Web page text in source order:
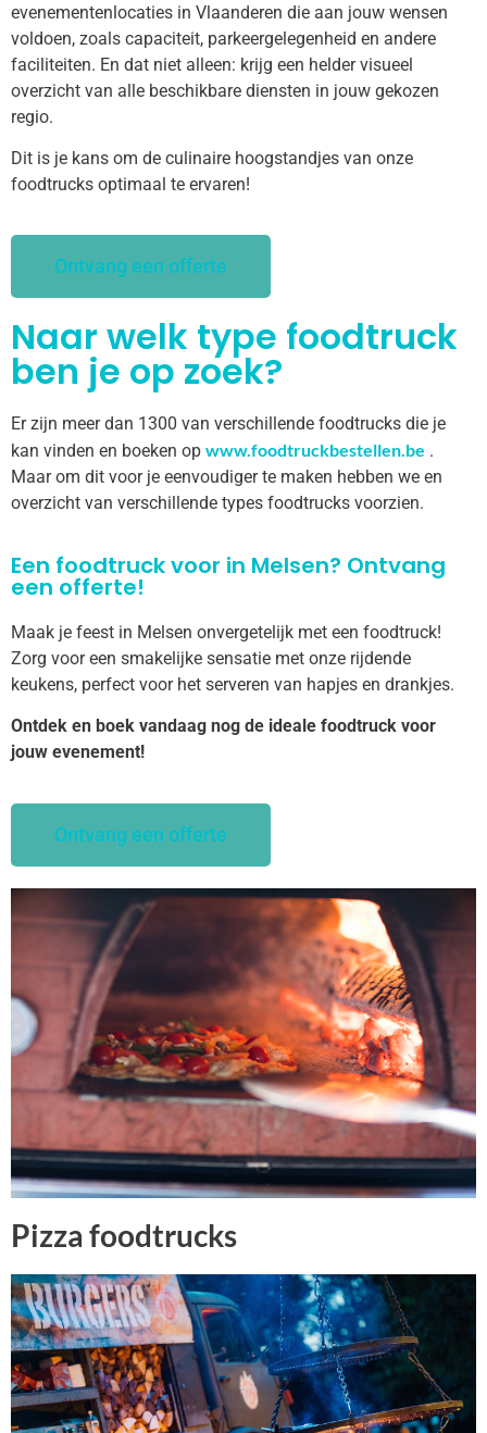
evenementenlocaties in Vlaanderen die aan jouw wensen
voldoen, zoals capaciteit, parkeergelegenheid en andere
faciliteiten. En dat niet alleen: krijg een helder visueel
overzicht van alle beschikbare diensten in jouw gekozen
regio.
Dit is je kans om de culinaire hoogstandjes van onze
foodtrucks optimaal te ervaren!
Ontvang een offerte
Naar welk type foodtruck
ben je op zoek?
Er zijn meer dan 1300 van verschillende foodtrucks die je
kan vinden en boeken op www.foodtruckbestellen.be .
Maar om dit voor je eenvoudiger te maken hebben we en
overzicht van verschillende types foodtrucks voorzien.
Een foodtruck voor in Melsen? Ontvang
een offerte!
Maak je feest in Melsen onvergetelijk met een foodtruck!
Zorg voor een smakelijke sensatie met onze rijdende
keukens, perfect voor het serveren van hapjes en drankjes.
Ontdek en boek vandaag nog de ideale foodtruck voor
jouw evenement!
Ontvang een offerte
Pizza foodtrucks